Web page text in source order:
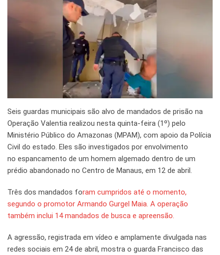
Seis guardas municipais são alvo de mandados de prisão na
Operação Valentia realizou nesta quinta-feira (1º) pelo
Ministério Público do Amazonas (MPAM), com apoio da Polícia
Civil do estado. Eles são investigados por envolvimento
no espancamento de um homem algemado dentro de um
prédio abandonado no Centro de Manaus, em 12 de abril.
Três dos mandados foram cumpridos até o momento,
segundo o promotor Armando Gurgel Maia. A operação
também inclui 14 mandados de busca e apreensão.
A agressão, registrada em vídeo e amplamente divulgada nas
redes sociais em 24 de abril, mostra o guarda Francisco das